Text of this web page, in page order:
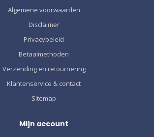
Algemene voorwaarden
Disclaimer
Privacybeleid
Betaalmethoden
Verzending en retournering
Klantenservice & contact
Sitemap
Mijn account